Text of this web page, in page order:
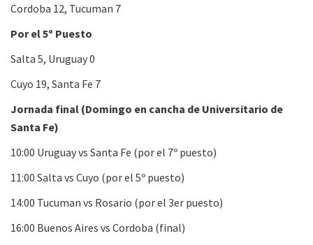
Cordoba 12, Tucuman 7
Por el 5º Puesto
Salta 5, Uruguay 0
Cuyo 19, Santa Fe 7
Jornada final (Domingo en cancha de Universitario de
Santa Fe)
10:00 Uruguay vs Santa Fe (por el 7º puesto)
11:00 Salta vs Cuyo (por el 5º puesto)
14:00 Tucuman vs Rosario (por el 3er puesto)
16:00 Buenos Aires vs Cordoba (final)